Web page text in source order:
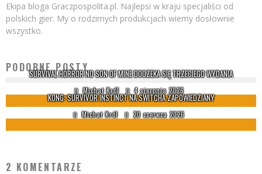
Ekipa bloga Graczpospolita.pl. Najlepsi w kraju specjaliści od
polskich gier. My o rodzimych produkcjach wiemy dosłownie
wszystko.
PODOBNE POSTY
SURVIVAL HORROR NO SON OF MINE DOCZEKA SIĘ TRZECIEGO WYDANIA
Michał Król 4 sierpnia 2026
KONG: SURVIVOR INSTINCT NA SWITCHA ZAPOWIEDZIANY
Michał Król 20 czerwca 2026
2 KOMENTARZE